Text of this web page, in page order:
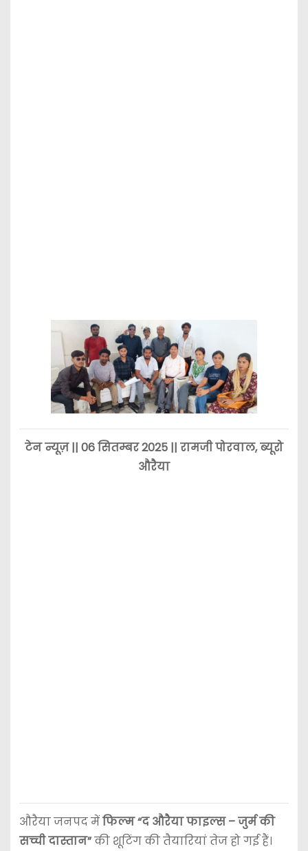
टेन न्यूज़ || 06 सितम्बर 2025 || रामजी पोरवाल, ब्यूरो
औरैया
औरैया जनपद मेंफिल्म “द औरैया फाइल्स – जुर्म की
सच्ची दास्तान”की शूटिंग की तैयारियां तेज हो गई हैं।